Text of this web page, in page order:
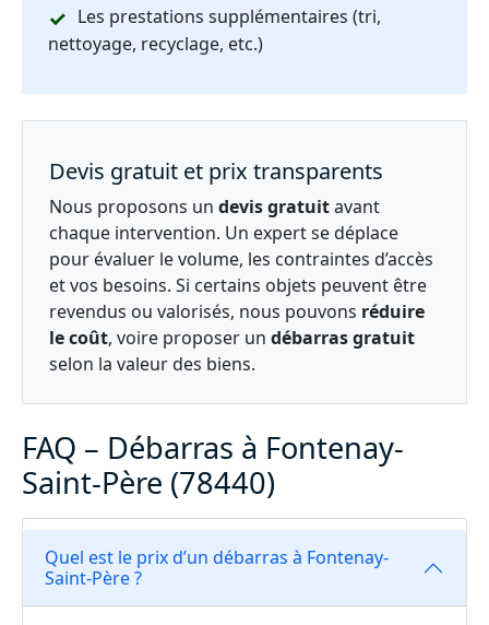
Les prestations supplémentaires (tri,
nettoyage, recyclage, etc.)
Devis gratuit et prix transparents
Nous proposons un devis gratuitavant
chaque intervention. Un expert se déplace
pour évaluer le volume, les contraintes d’accès
et vos besoins. Si certains objets peuvent être
revendus ou valorisés, nous pouvons réduire
le coût, voire proposer un débarras gratuit
selon la valeur des biens.
FAQ – Débarras à Fontenay-
Saint-Père (78440)
Quel est le prix d’un débarras à Fontenay-
Saint-Père ?